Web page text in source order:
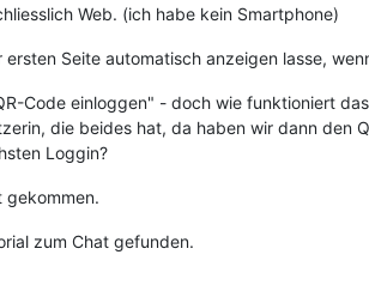
Web. (ich habe kein Smartphone)
Seite automatisch anzeigen lasse,
Code einloggen" - doch wie funktioniert
die beides hat, da haben wir dann den
Loggin?
gekommen.
zum Chat gefunden.